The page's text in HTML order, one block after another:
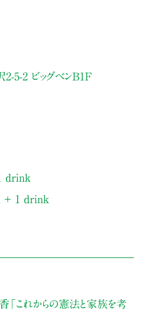
5-2 ビッグベンB1F
drink
＋ 1 drink
「これからの憲法と家族を考